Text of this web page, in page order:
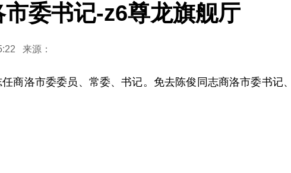
委书记-z6尊龙旗舰厅
来源：
商洛市委委员、常委、书记。免去陈俊同志商洛市委书记